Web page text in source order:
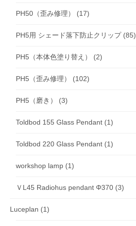
PH50（歪み修理） (17)
PH5用 シェード落下防止クリップ(85)
PH5（本体色塗り替え） (2)
PH5（歪み修理） (102)
PH5（磨き） (3)
Toldbod 155 Glass Pendant (1)
Toldbod 220 Glass Pendant (1)
workshop lamp (1)
ＶL45 Radiohus pendant Φ370 (3)
Luceplan (1)